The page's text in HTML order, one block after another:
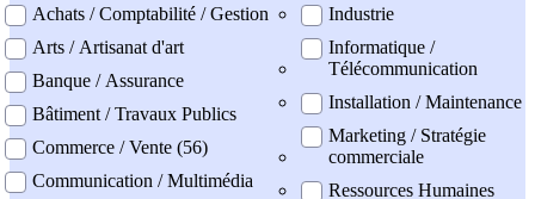
professionel
Achats / Comptabilité / Gestion
Arts / Artisanat d'art
Banque / Assurance
Bâtiment / Travaux Publics
Commerce / Vente (56)
Communication / Multimédia
Industrie
Informatique /
Télécommunication
Installation / Maintenance
Marketing / Stratégie
commerciale
Ressources Humaines